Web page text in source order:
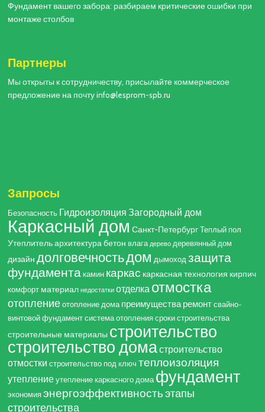
Фундамент вашего забора: разбираем критические ошибки при
монтаже столбов
Партнеры
Мы открыты к сотрудничеству, присылайте коммерческое
предложение на почту info@lesprom-spb.ru
Запросы
Безопасность Гидроизоляция Загородный дом
Каркасный дом Санкт-Петербург Теплый пол
Утеплительархитектурабетон влага дерево деревянный дом
дизайн долговечностьдом дымоход защита
фундамента камин каркас каркасная технология кирпич
комфорт материал недостатки отделка отмостка
отопление отопление дома преимуществаремонт свайно-
винтовой фундамент система отопления сроки строительства
строительные материалы строительство
строительство домастроительство
отмостки строительство под ключ теплоизоляция
утепление утепление каркасного дома фундамент
экономия энергоэффективность этапы
строительства